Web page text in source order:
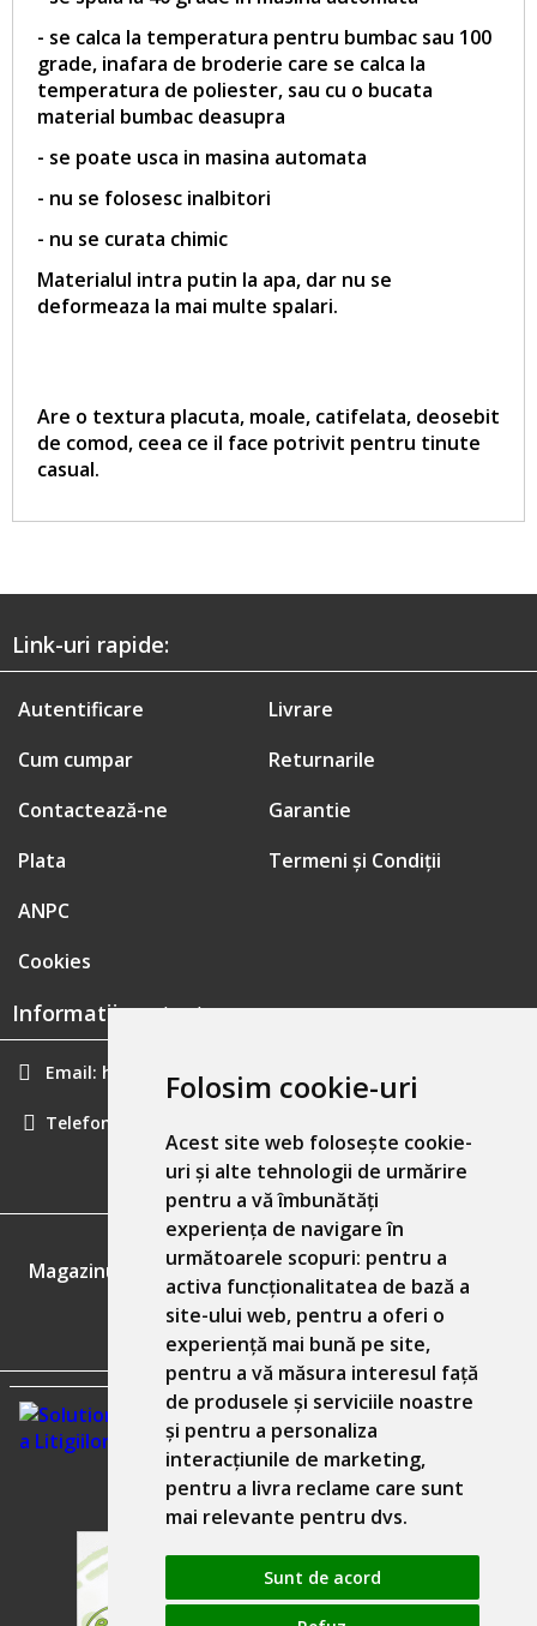
Folosim cookie-uri
Acest site web folosește cookie-
uri și alte tehnologii de urmărire
pentru a vă îmbunătăți
experiența de navigare în
următoarele scopuri: pentru a
activa funcționalitatea de bază a
site-ului web, pentru a oferi o
experiență mai bună pe site,
pentru a vă măsura interesul față
de produsele și serviciile noastre
și pentru a personaliza
interacțiunile de marketing,
pentru a livra reclame care sunt
mai relevante pentru dvs.
Sunt de acord
- se calca la temperatura pentru bumbac sau 100
grade, inafara de broderie care se calca la
temperatura de poliester, sau cu o bucata
material bumbac deasupra
- se poate usca in masina automata
- nu se folosesc inalbitori
- nu se curata chimic
Materialul intra putin la apa, dar nu se
deformeaza la mai multe spalari.
Are o textura placuta, moale, catifelata, deosebit
de comod, ceea ce il face potrivit pentru tinute
casual.
Link-uri rapide:
Autentificare
Cum cumpar
Contactează-ne
Plata
Livrare
Returnarile
Garantie
Termeni și Condiții
ANPC
Cookies
Informatii contact:
Email: hainecomode@gmail.com
Telefon:
GDPR
Magazinul nostru respecta 100% prevederile GDPR.
Informatiile mele personale